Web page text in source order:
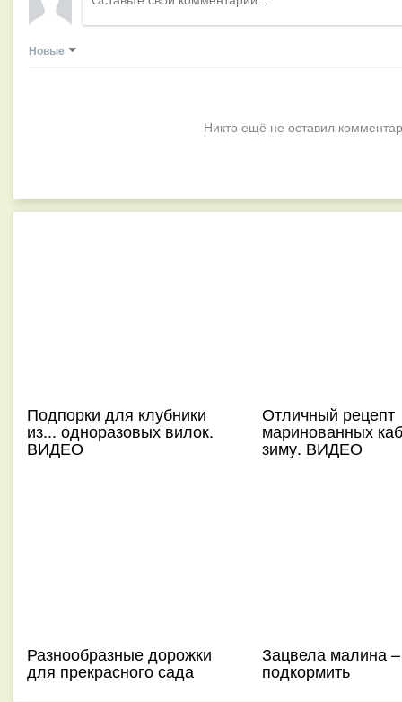
Новые
Никто ещё не оставил
Подпорки для клубники
из... одноразовых вилок.
ВИДЕО
Отличный рецепт
маринованных
зиму. ВИДЕО
Разнообразные дорожки
для прекрасного сада
Зацвела малина
подкормить